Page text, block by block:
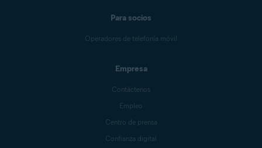
Para socios
Operadores de telefonía móvil
Empresa
Contáctenos
Empleo
Centro de prensa
Confianza digital